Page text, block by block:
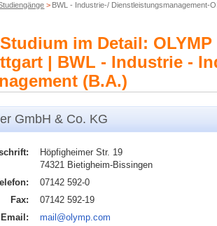
> BWL - Industrie-/ Dienstleistungsmanagement-
im Detail:
| BWL - Industrie -
(B.A.)
GmbH & Co. KG
Höpfigheimer Str. 19
74321 Bietigheim-Bissingen
07142 592-0
Fax:
07142 592-19
Email:
mail@olymp.com